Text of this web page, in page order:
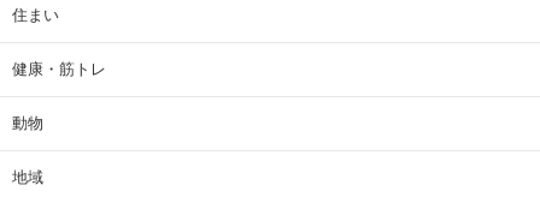
住まい
健康・筋トレ
動物
地域